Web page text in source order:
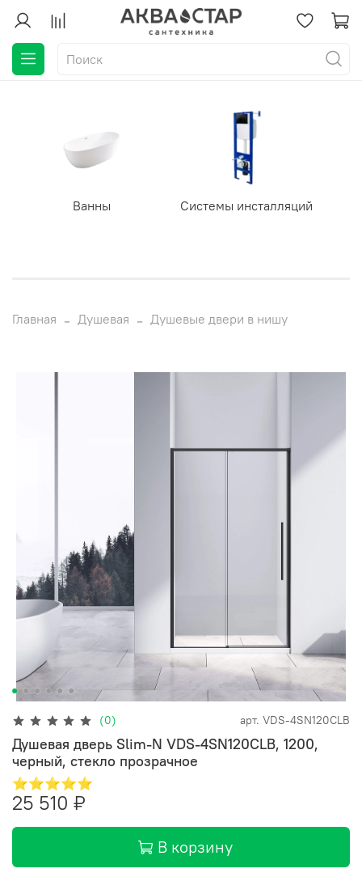
Ванны Системы инсталляций
Главная Душевая Душевые двери в нишу
(0) арт. VDS-4SN120CLB
Душевая дверь Slim-N VDS-4SN120CLB, 1200,
черный, стекло прозрачное
⭐⭐⭐⭐⭐
25 510 ₽
В корзину